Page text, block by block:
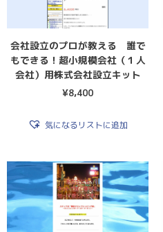
会社設立のプロが教える 誰で
もできる！超小規模会社（１人
会社）用株式会社設立キット
¥8,400
気になるリストに追加